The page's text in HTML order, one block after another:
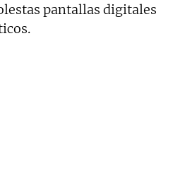
pantallas digitales